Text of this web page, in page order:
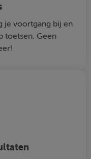
je voortgang bij en
toetsen. Geen